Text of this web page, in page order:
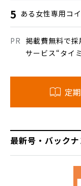
ある女性専用コ
掲載費無料で
サービス“タイ
定
最新号・バック